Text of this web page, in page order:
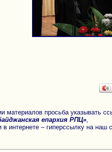
материалов просьба указывать
епархия РПЦ»
в интернете – гиперссылку на наш